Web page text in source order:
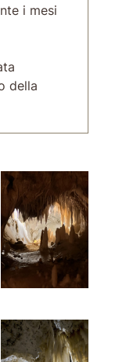
i mesi
della